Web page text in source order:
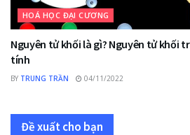
HOÁ HỌC ĐẠI CƯƠNG
Nguyên tử khối là gì? Nguyên tử khối
tính
BY TRUNG TRẦN 04/11/2022
Đề xuất cho bạn